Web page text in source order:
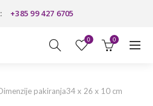
+385 99 427 6705
0 0
pakiranja34 x 26 x 10 cm